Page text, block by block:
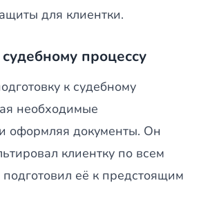
для клиентки.
процессу
к судебному
необходимые
оформляя документы. Он
клиентку по всем
её к предстоящим